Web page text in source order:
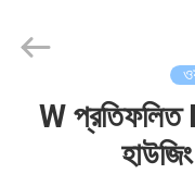
বাড়ি
Reserved.W প্রতিফলিত